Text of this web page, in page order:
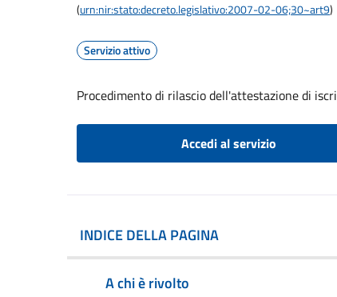
(urn:nir:stato:decreto.legislativo:2007-02-06;30~art9)
Servizio attivo
Procedimento di rilascio dell'attestazione di
Accedi al servizio
INDICE DELLA PAGINA
A chi è rivolto